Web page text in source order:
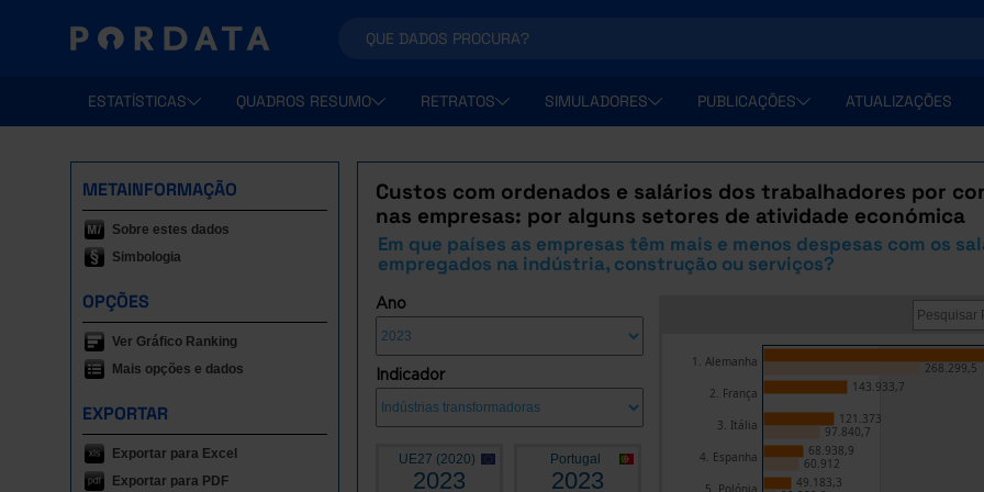
ESTATÍSTICAS QUADROS RESUMO RETRATOS SIMULADORES PUBLICAÇÕES ATUALIZAÇÕES
METAINFORMAÇÃO
Sobre estes dados
Simbologia
OPÇÕES
Ver Gráfico Ranking
Mais opções e dados
EXPORTAR
Exportar para Excel
Exportar para PDF
Custos com ordenados e salários dos trabalhadores por
nas empresas: por alguns setores de atividade económica
Em que países as empresas têm mais e menos despesas com os
empregados na indústria, construção ou serviços?
Ano
Indicador
UE27 (2020)
2023
Portugal
2023
1. Alemanha
2. França
3. Itália
4. Espanha
5. Polónia
143.933,7
121.373
68.938,9
49.183,3
268.299,5
97.840,7
60.912